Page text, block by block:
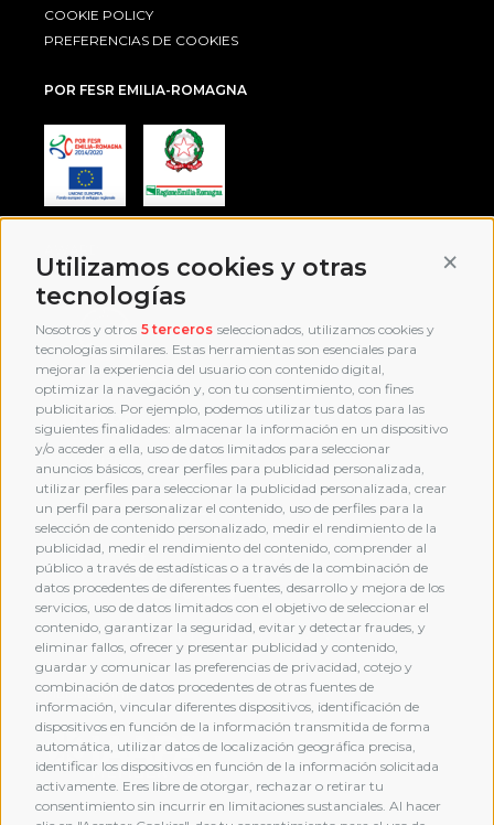
Utilizamos cookies y otras
tecnologías
Nosotros y otros 5 terceros seleccionados, utilizamos cookies y
tecnologías similares. Estas herramientas son esenciales para
mejorar la experiencia del usuario con contenido digital,
optimizar la navegación y, con tu consentimiento, con fines
publicitarios. Por ejemplo, podemos utilizar tus datos para las
siguientes finalidades: almacenar la información en un dispositivo
y/o acceder a ella, uso de datos limitados para seleccionar
anuncios básicos, crear perfiles para publicidad personalizada,
utilizar perfiles para seleccionar la publicidad personalizada, crear
un perfil para personalizar el contenido, uso de perfiles para la
selección de contenido personalizado, medir el rendimiento de la
publicidad, medir el rendimiento del contenido, comprender al
público a través de estadísticas o a través de la combinación de
datos procedentes de diferentes fuentes, desarrollo y mejora de los
servicios, uso de datos limitados con el objetivo de seleccionar el
contenido, garantizar la seguridad, evitar y detectar fraudes, y
eliminar fallos, ofrecer y presentar publicidad y contenido,
guardar y comunicar las preferencias de privacidad, cotejo y
combinación de datos procedentes de otras fuentes de
información, vincular diferentes dispositivos, identificación de
dispositivos en función de la información transmitida de forma
automática, utilizar datos de localización geográfica precisa,
identificar los dispositivos en función de la información solicitada
activamente. Eres libre de otorgar, rechazar o retirar tu
consentimiento sin incurrir en limitaciones sustanciales. Al hacer
COOKIE POLICY
PREFERENCIAS DE COOKIES
POR FESR EMILIA-ROMAGNA
MEMBERSHIP